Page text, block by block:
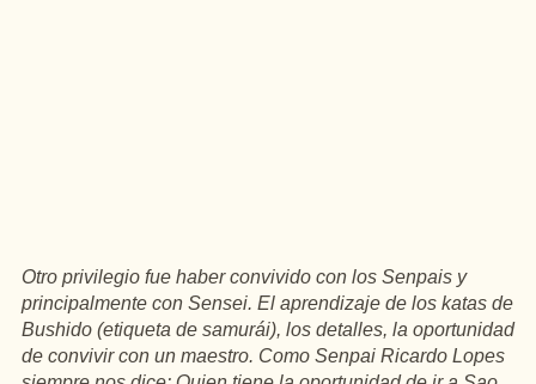
Otro privilegio fue haber convivido con los Senpais y
principalmente con Sensei. El aprendizaje de los katas de
Bushido (etiqueta de samurái), los detalles, la oportunidad
de convivir con un maestro. Como Senpai Ricardo Lopes